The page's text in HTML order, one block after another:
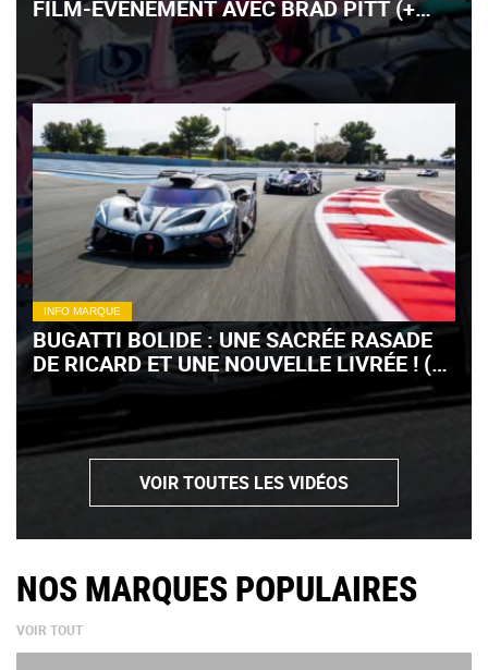
FILM-ÉVÉNEMENT AVEC BRAD PITT (+
VIDÉO)
INFO MARQUE
BUGATTI BOLIDE : UNE SACRÉE RASADE
DE RICARD ET UNE NOUVELLE LIVRÉE ! (+
VIDÉO)
VOIR TOUTES LES VIDÉOS
NOS MARQUES POPULAIRES
VOIR TOUT